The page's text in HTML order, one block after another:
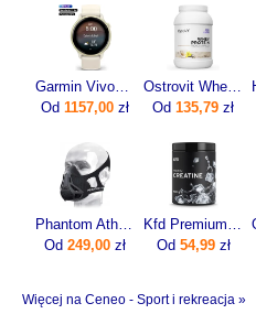
Od 1157,00 zł
Od 135,79 zł
Od 249,00 zł
Od 54,99zł
Więcej na Ceneo - Sport i rekreacja »